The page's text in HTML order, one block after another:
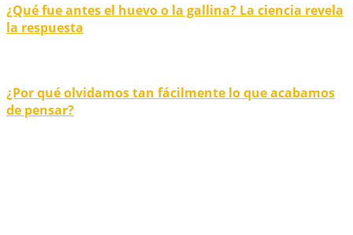
¿Qué fue antes el huevo o la gallina? La ciencia revela
la respuesta
¿Por qué olvidamos tan fácilmente lo que acabamos
de pensar?